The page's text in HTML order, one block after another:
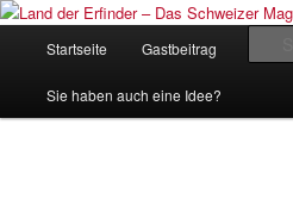
Zum
wechseln
Land der Erfinder
Startseite Gastbeitrag
Sie haben auch eine Idee?